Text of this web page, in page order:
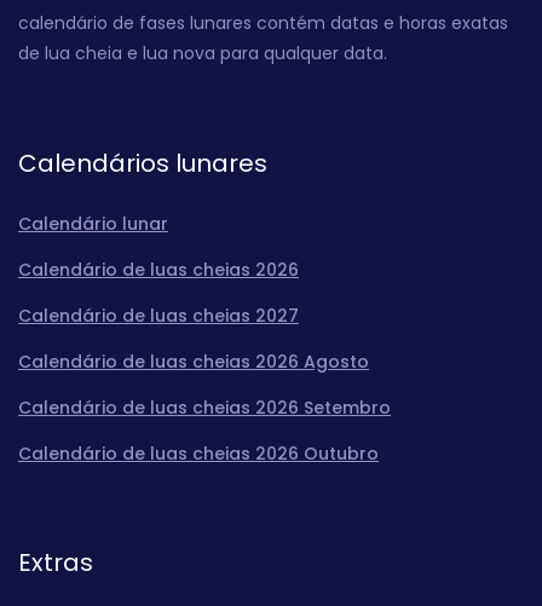
calendário de fases lunares contém datas e horas exatas
de lua cheia e lua nova para qualquer data.
Calendários lunares
Calendário lunar
Calendário de luas cheias 2026
Calendário de luas cheias 2027
Calendário de luas cheias 2026 Agosto
Calendário de luas cheias 2026 Setembro
Calendário de luas cheias 2026 Outubro
Extras